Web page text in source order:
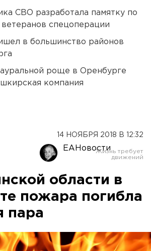
СВО разработала памятку по
ветеранов спецоперации
в большинство районов
роще в Оренбурге
компания
14 НОЯБРЯ 2018 В 12:32
ЕАНовости
области в
пожара погибла
пара